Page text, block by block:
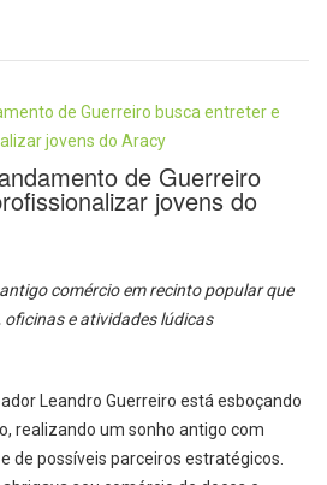
de Guerreiro
jovens do
comércio em recinto popular que
oficinas e atividades lúdicas
Leandro Guerreiro está esboçando
realizando um sonho antigo com
de possíveis parceiros estratégicos.